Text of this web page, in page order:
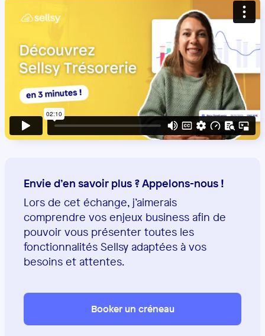
Envie d’en savoir plus ? Appelons-nous !
Lors de cet échange, j’aimerais
comprendre vos enjeux business afin de
pouvoir vous présenter toutes les
fonctionnalités Sellsy adaptées à vos
besoins et attentes.
Booker un créneau